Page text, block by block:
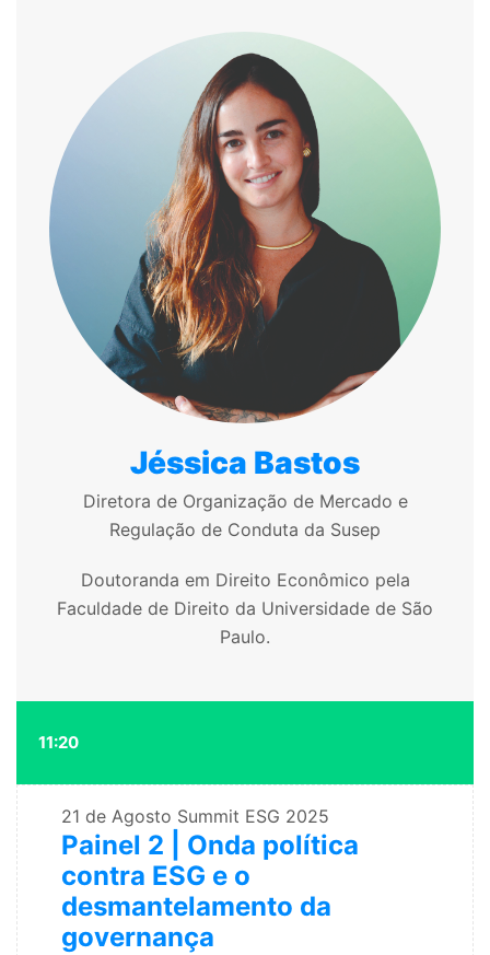
Jéssica Bastos
Diretora de Organização de Mercado e
Regulação de Conduta da Susep
Doutoranda em Direito Econômico pela
Faculdade de Direito da Universidade de São
Paulo.
11:20
21 de Agosto Summit ESG 2025
Painel 2 | Onda política
contra ESG e o
desmantelamento da
governança